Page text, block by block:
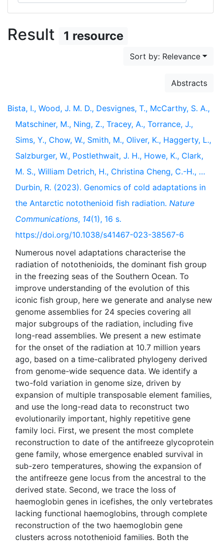
Result 1 resource
Sort by: Relevance
Abstracts
Bista, I., Wood, J. M. D., Desvignes, T., McCarthy, S. A.,
Matschiner, M., Ning, Z., Tracey, A., Torrance, J.,
Sims, Y., Chow, W., Smith, M., Oliver, K., Haggerty, L.,
Salzburger, W., Postlethwait, J. H., Howe, K., Clark,
M. S., William Detrich, H., Christina Cheng, C.-H., …
Durbin, R. (2023). Genomics of cold adaptations in
the Antarctic notothenioid fish radiation. Nature
Communications, 14(1), 16 s.
https://doi.org/10.1038/s41467-023-38567-6
Numerous novel adaptations characterise the
radiation of notothenioids, the dominant fish group
in the freezing seas of the Southern Ocean. To
improve understanding of the evolution of this
iconic fish group, here we generate and analyse new
genome assemblies for 24 species covering all
major subgroups of the radiation, including five
long-read assemblies. We present a new estimate
for the onset of the radiation at 10.7 million years
ago, based on a time-calibrated phylogeny derived
from genome-wide sequence data. We identify a
two-fold variation in genome size, driven by
expansion of multiple transposable element families,
and use the long-read data to reconstruct two
evolutionarily important, highly repetitive gene
family loci. First, we present the most complete
reconstruction to date of the antifreeze glycoprotein
gene family, whose emergence enabled survival in
sub-zero temperatures, showing the expansion of
the antifreeze gene locus from the ancestral to the
derived state. Second, we trace the loss of
haemoglobin genes in icefishes, the only vertebrates
lacking functional haemoglobins, through complete
reconstruction of the two haemoglobin gene
clusters across notothenioid families. Both the